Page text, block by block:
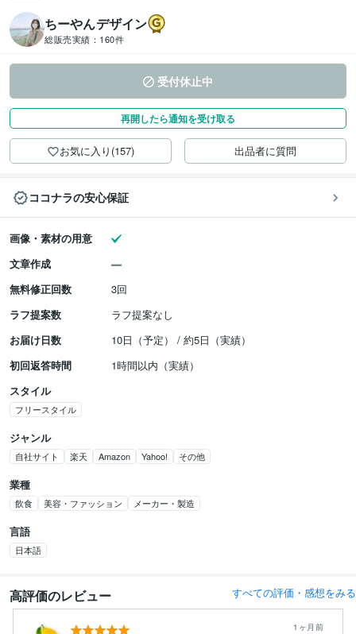
ちーやんデザイン
総販売実績： 160件
受付休止中
再開したら通知を受け取る
お気に入り(157) 出品者に質問
ココナラの安心保証
画像・素材の用意
文章作成
無料修正回数
3回
ラフ提案数
ラフ提案なし
お届け日数
10日（予定） / 約5日（実績）
初回返答時間
1時間以内（実績）
スタイル
フリースタイル
ジャンル
自社サイト 楽天 Amazon Yahoo! その他
業種
飲食 美容・ファッション メーカー・製造
言語
日本語
高評価のレビュー すべての評価・感想をみる
1ヶ月前